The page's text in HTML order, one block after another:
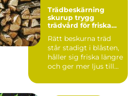
Trädbeskärning
skurup trygg
trädvård för friska
Rätt beskurna träd
står stadigt i blåsten,
håller sig friska längre
och ger mer ljus till